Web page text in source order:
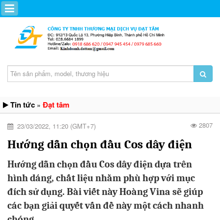
Tin tức » Đạt tâm
23/03/2022, 11:20 (GMT+7) 2807
Hướng dẫn chọn đầu Cos dây điện
Hướng dẫn chọn đầu Cos dây điện dựa trên
hình dáng, chất liệu nhằm phù hợp với mục
đích sử dụng. Bài viết này Hoàng Vina sẽ giúp
các bạn giải quyết vấn đề này một cách nhanh